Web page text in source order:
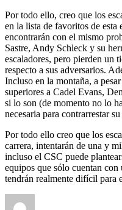
Por todo ello, creo que los
en la lista de favoritos de
encontrarán con el mismo
Sastre, Andy Schleck y su
escaladores, pero pierden un
respecto a sus adversarios.
Incluso en la montaña, a
superiores a Cadel Evans,
si lo son (de momento no lo
necesaria para contrarrestar
Por todo ello creo que los
carrera, intentarán de una y
incluso el CSC puede
equipos que sólo cuentan
tendrán realmente difícil para